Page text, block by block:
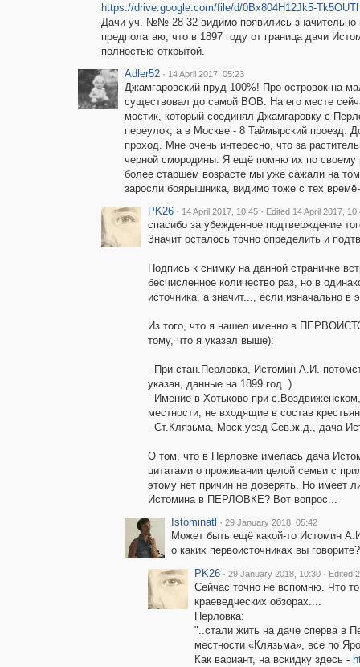
https://drive.google.com/file/d/0Bx804H12Jk5-
Дачи уч. №№ 28-32 видимо появились
предполагаю, что в 1897 году от граница дачи
полностью открытой.
Adler52 · 14 April 2017, 05:23
Джамгаровский пруд 100%! Про островок на
существовал до самой ВОВ. На его месте
мостик, который соединял Джамгаровку с
переулок, а в Москве - 8 Таймырский проезд.
проход. Мне очень интересно, что за
черной смородины. Я ещё помню их по своему
более старшем возрасте мы уже сажали на
заросли боярышника, видимо тоже с тех
PK26 · 14 April 2017, 10:45 · Edited 14 April 2017,
спасибо за убежденное подтверждение
Значит осталось точно определить и
Подпись к снимку на данной страничке
бесчисленное количество раз, но в
источника, а значит..., если изначально
Из того, что я нашел именно в
тому, что я указал выше):
- При стан.Перловка, Истомин А.И.
указан, данные на 1899 год. )
- Имение в Хотьково при
местности, не входящие в состав
- Ст.Клязьма, Моск.уезд Сев.ж.д., дача
О том, что в Перловке имелась дача
цитатами о проживании целой семьи с
этому нет причин не доверять. Но имеет
Истомина в ПЕРЛОВКЕ? Вот вопрос...
Istominatl · 29 January 2018, 05:42
Может быть ещё какой-то Истомин
о каких первоисточниках вы
PK26 · 29 January 2018, 10:30 · Edited
Сейчас точно не вспомню. Что
краеведческих обзорах....
Перловка:
"..стали жить на даче сперва в
местности «Клязьма», все по
Как вариант, на вскидку здесь -